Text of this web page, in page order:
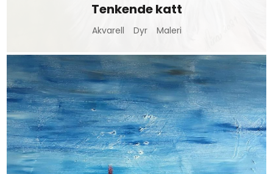
Tenkende katt
Akvarell Dyr Maleri